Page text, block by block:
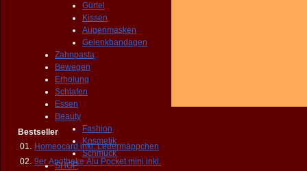
Gürtel
Kissen
Augenmasken
Gelenkbandagen
Zahnpasta
Bewegen
Erholung
Schlafen
Essen
Beauty
Fashion
Kosmetik
Schmuck
SHOP
Bestseller
01. Homeocard inkl. Ledermäppchen
02. 9er Apotheke Alu Pocket mini inkl.